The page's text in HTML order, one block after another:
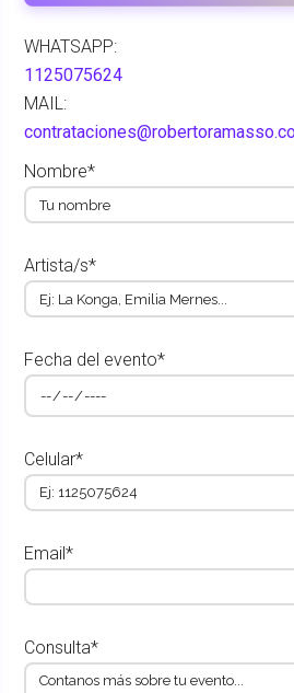
WHATSAPP:
1125075624
MAIL:
Nombre*
Artista/s*
Fecha del evento*
Celular*
Email*
Consulta*